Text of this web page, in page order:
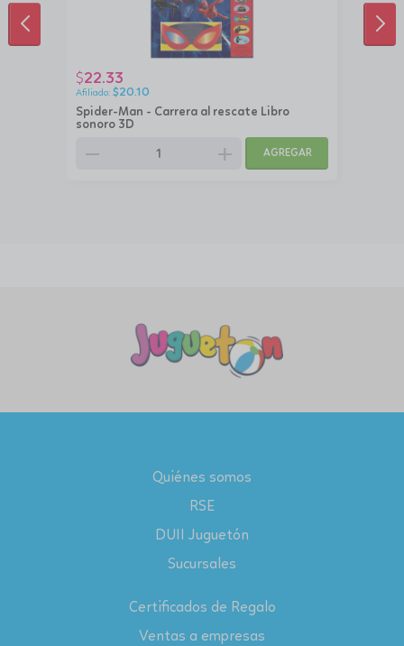
Spider-Man - Carrera al rescate Libro
sonoro 3D
$22.33
$20.10
remove add AGREGAR
ANTERIOR
Quiénes somos
RSE
DUII Juguetón
Sucursales
Certificados de Regalo
Ventas a empresas